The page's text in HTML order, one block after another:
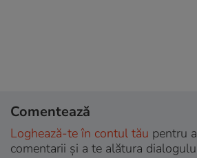
Comentează
Loghează-te în contul tău pentru
comentarii și a te alătura